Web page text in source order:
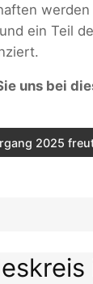
ein Teil
uns bei
2025